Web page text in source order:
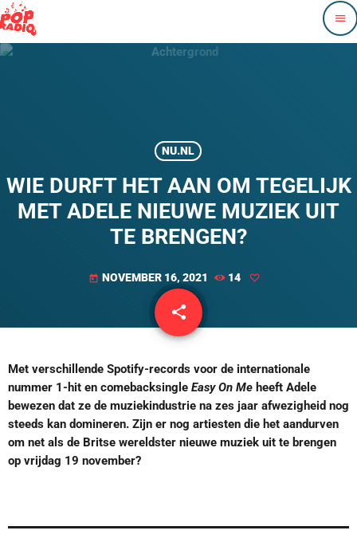
menu
NU.NL
WIE DURFT HET AAN OM TEGELIJK
MET ADELE NIEUWE MUZIEK UIT
TE BRENGEN?
today NOVEMBER 16, 2021 14
share
email
Met verschillende Spotify-records voor de internationale
nummer 1-hit en comebacksingle Easy On Me heeft Adele
bewezen dat ze de muziekindustrie na zes jaar afwezigheid nog
steeds kan domineren. Zijn er nog artiesten die het aandurven
om net als de Britse wereldster nieuwe muziek uit te brengen
op vrijdag 19 november?